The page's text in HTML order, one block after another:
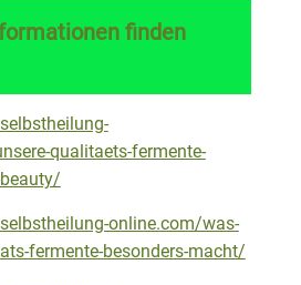
finden
qualitaets-fermente-
online.com/was-
fermente-besonders-macht/